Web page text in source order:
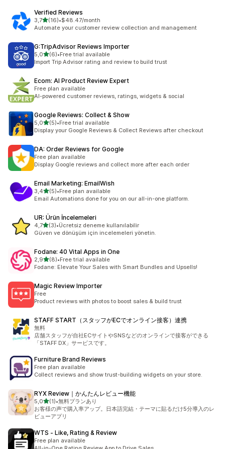
Verified Reviews
3,75 yıldız üzerinden
(16)
toplam 16 değerlendirme
•$48.47/month
Automate your customer review collection and management
G:TripAdvisor Reviews Importer
5,05 yıldız üzerinden
(6)
toplam 6 değerlendirme
•Free trial available
Import Trip Advisor rating and review to build trust
Ecom: AI Product Review Expert
Free plan available
AI-powered customer reviews, ratings, widgets & social
Google Reviews: Collect & Show
5,05 yıldız üzerinden
(5)
toplam 5 değerlendirme
•Free trial available
Display your Google Reviews & Collect Reviews after checkout
DA: Order Reviews for Google
Free plan available
Display Google reviews and collect more after each order
Email Marketing: EmailWish
3,45 yıldız üzerinden
(5)
toplam 5 değerlendirme
•Free plan available
Email Automations done for you on our all-in-one platform.
UR: Ürün İncelemeleri
4,75 yıldız üzerinden
(3)
toplam 3 değerlendirme
•Ücretsiz deneme kullanılabilir
Güven ve dönüşüm için incelemeleri yönetin.
Fodane: 40 Vital Apps in One
2,95 yıldız üzerinden
(8)
toplam 8 değerlendirme
•Free trial available
Fodane: Elevate Your Sales with Smart Bundles and Upsells!
Magic Review Importer
Free
Product reviews with photos to boost sales & build trust
STAFF START（スタッフがECでオンライン接客）連携
無料
店舗スタッフが自社ECサイトやSNSなどのオンラインで接客ができる
「STAFF DX」サービスです。
Furniture Brand Reviews
Free plan available
Collect reviews and show trust-building widgets on your store.
RYX Review｜かんたんレビュー機能
5,05 yıldız üzerinden
(1)
toplam 1 değerlendirme
•無料プランあり
お客様の声で購入率アップ。日本語完結・テーマに貼るだけ5分導入のレ
ビューアプリ
WTS ‑ Like, Rating & Review
Free plan available